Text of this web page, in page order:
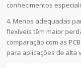
conhecimentos
4. Menos adequadas
flexíveis têm maior
comparação com as
para aplicações de alta